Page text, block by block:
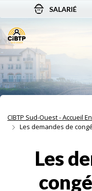
Aller au contenu
Aller à la
Aller à laSALARIÉ
CIBTP Sud-Ouest - Accueil
Les demandes de
Les